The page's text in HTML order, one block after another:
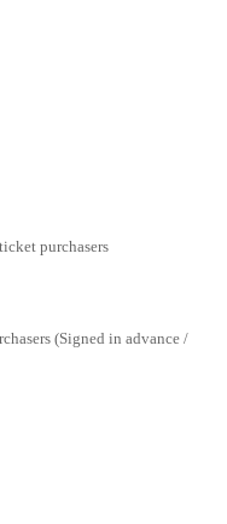
purchasers
(Signed in advance /